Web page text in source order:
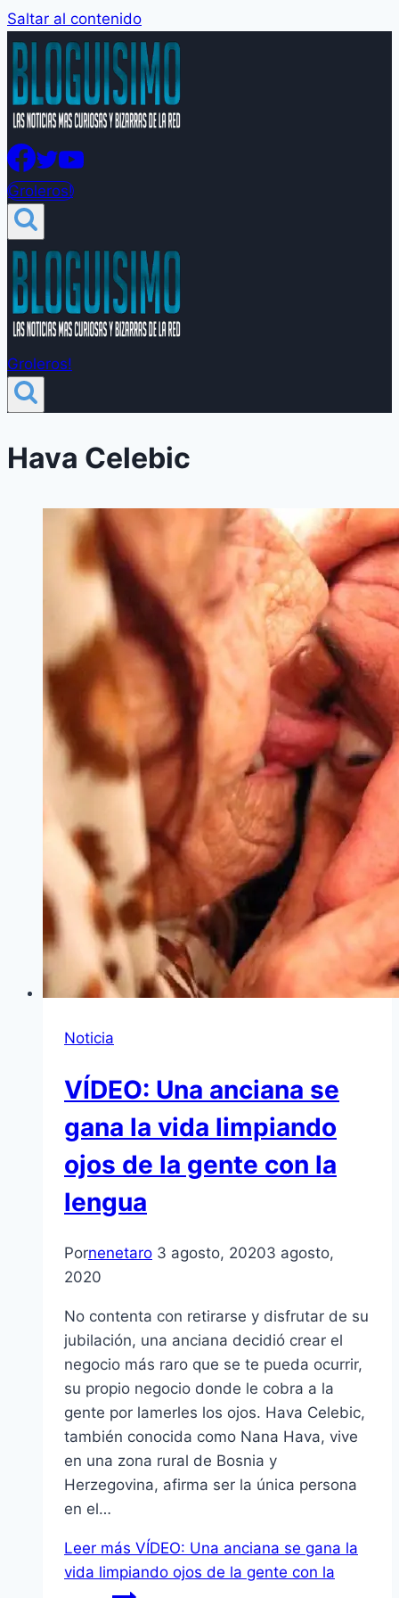
Saltar al contenido
Groleros!
Groleros!
Hava Celebic
Noticia
VÍDEO: Una anciana se
gana la vida limpiando
ojos de la gente con la
lengua
Pornenetaro 3 agosto, 20203 agosto,
2020
No contenta con retirarse y disfrutar de su
jubilación, una anciana decidió crear el
negocio más raro que se te pueda ocurrir,
su propio negocio donde le cobra a la
gente por lamerles los ojos. Hava Celebic,
también conocida como Nana Hava, vive
en una zona rural de Bosnia y
Herzegovina, afirma ser la única persona
en el…
Leer más VÍDEO: Una anciana se gana la
vida limpiando ojos de la gente con la